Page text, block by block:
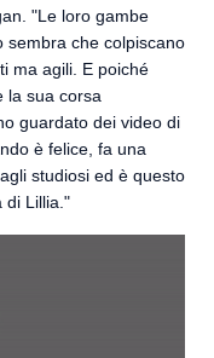
"Le loro gambe
sembra che colpiscano
ma agili. E poiché
la sua corsa
guardato dei video di
è felice, fa una
studiosi ed è questo
di Lillia."